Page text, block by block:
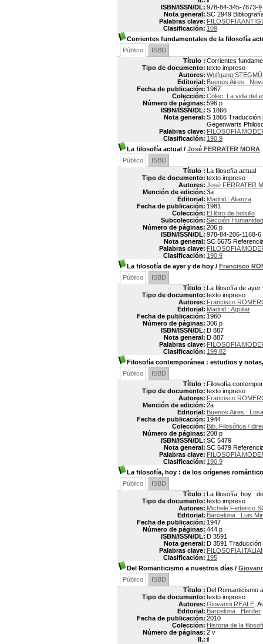
ISBN/ISSN/DL: 978-84-345-7873-9
Nota general: SC 2949
Palabras clave: FILOSOFIA
Clasificación: 109
Corrientes fundamentales de la filosofía
Público
ISBD
Título : Corrientes
Tipo de documento: texto impreso
Autores: Wolfgang
Editorial: Buenos Aires :
Fecha de publicación: 1967
Colección: Colec. La vida del
Número de páginas: 596 p
ISBN/ISSN/DL: S 1866
Nota general: S 1866 Traducción
Gegenwarts
Palabras clave: FILOSOFIA
Clasificación: 190.9
La filosofía actual / José FERRATER MORA
Público
ISBD
Título : La filosofía actual
Tipo de documento: texto impreso
Autores: José FERRATER
Mención de edición: 3a
Editorial: Madrid : Alianza
Fecha de publicación: 1981
Colección: El libro de bolsillo
Subcolección: Sección
Número de páginas: 206 p
ISBN/ISSN/DL: 978-84-206-1168-6
Nota general: SC 5675
Palabras clave: FILOSOFIA
Clasificación: 190.9
La filosofía de ayer y de hoy / Francisco
Público
ISBD
Título : La filosofía de ayer
Tipo de documento: texto impreso
Autores: Francisco
Editorial: Madrid : Aguilar
Fecha de publicación: 1960
Número de páginas: 306 p
ISBN/ISSN/DL: D 887
Nota general: D 887
Palabras clave: FILOSOFIA
Clasificación: 199.82
Filosofía contemporánea : estudios y
Público
ISBD
Título : Filosofía
Tipo de documento: texto impreso
Autores: Francisco
Mención de edición: 2a
Editorial: Buenos Aires :
Fecha de publicación: 1944
Colección: Bib. Filosófica /
Número de páginas: 208 p
ISBN/ISSN/DL: SC 5479
Nota general: SC 5479
Palabras clave: FILOSOFIA
Clasificación: 190.9
La filosofía, hoy : de los orígenes
Público
ISBD
Título : La filosofía, hoy :
Tipo de documento: texto impreso
Autores: Michele Federico
Editorial: Barcelona : Luis
Fecha de publicación: 1947
Número de páginas: 444 p
ISBN/ISSN/DL: D 3591
Nota general: D 3591 Traducción
Palabras clave: FILOSOFIA
Clasificación: 195
Del Romanticismo a nuestros días /
Público
ISBD
Título : Del Romanticismo
Tipo de documento: texto impreso
Autores: Giovanni REALE ,
Editorial: Barcelona : Herder
Fecha de publicación: 2010
Colección: Historia de la
Número de páginas: 2 v
Il.: il